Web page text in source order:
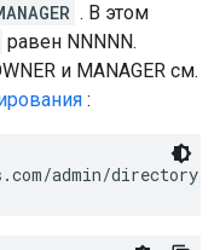
. В этом
равен NNNNN.
и MANAGER см.
:
admin/directory/v1/